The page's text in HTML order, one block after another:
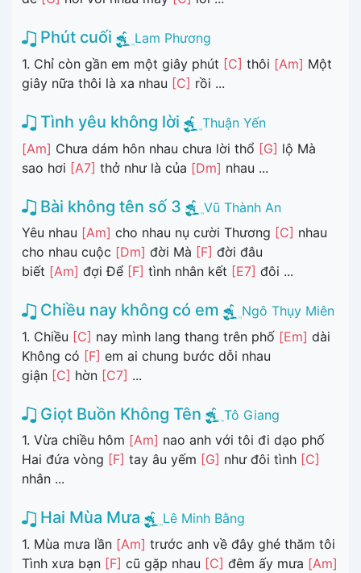
Phút cuối
Lam Phương
1. Chỉ còn gần em một giây phút [C] thôi [Am] Một
giây nữa thôi là xa nhau [C] rồi ...
Tình yêu không lời
Thuận Yến
[Am] Chưa dám hôn nhau chưa lời thổ [G] lộ Mà
sao hơi [A7] thở như là của [Dm] nhau ...
Bài không tên số 3
Vũ Thành An
Yêu nhau [Am] cho nhau nụ cười Thương [C] nhau
cho nhau cuộc [Dm] đời Mà [F] đời đâu
biết [Am] đợi Để [F] tình nhân kết [E7] đôi ...
Chiều nay không có em
Ngô Thụy Miên
1. Chiều [C] nay mình lang thang trên phố [Em] dài
Không có [F] em ai chung bước dỗi nhau
giận [C] hờn [C7] ...
Giọt Buồn Không Tên
Tô Giang
1. Vừa chiều hôm [Am] nao anh với tôi đi dạo phố
Hai đứa vòng [F] tay âu yếm [G] như đôi tình [C]
nhân ...
Hai Mùa Mưa
Lê Minh Bằng
1. Mùa mưa lần [Am] trước anh về đây ghé thăm tôi
Tình xưa bạn [F] cũ gặp nhau [C] đêm ấy mưa [Am]